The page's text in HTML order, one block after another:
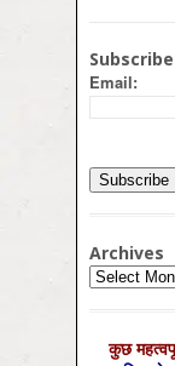
Subscribe
Email:
Archives
Archives
कुछ